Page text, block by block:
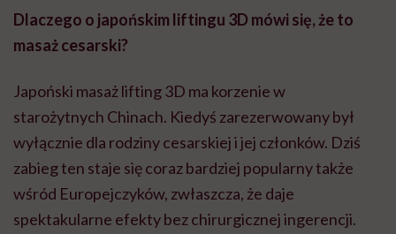
Dlaczego o japońskim liftingu 3D mówi się, że to
masaż cesarski?
Japoński masaż lifting 3D ma korzenie w
starożytnych Chinach. Kiedyś zarezerwowany był
wyłącznie dla rodziny cesarskiej i jej członków. Dziś
zabieg ten staje się coraz bardziej popularny także
wśród Europejczyków, zwłaszcza, że daje
spektakularne efekty bez chirurgicznej ingerencji.